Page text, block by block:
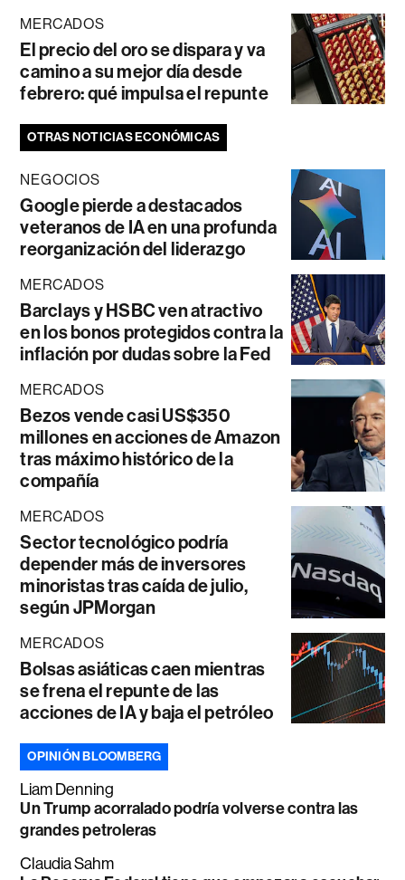
MERCADOS
El precio del oro se dispara y va
camino a su mejor día desde
febrero: qué impulsa el repunte
OTRAS NOTICIAS ECONÓMICAS
NEGOCIOS
Google pierde a destacados
veteranos de IA en una profunda
reorganización del liderazgo
MERCADOS
Barclays y HSBC ven atractivo
en los bonos protegidos contra la
inflación por dudas sobre la Fed
MERCADOS
Bezos vende casi US$350
millones en acciones de Amazon
tras máximo histórico de la
compañía
MERCADOS
Sector tecnológico podría
depender más de inversores
minoristas tras caída de julio,
según JPMorgan
MERCADOS
Bolsas asiáticas caen mientras
se frena el repunte de las
acciones de IA y baja el petróleo
OPINIÓN BLOOMBERG
Liam Denning
Un Trump acorralado podría volverse contra las
grandes petroleras
Claudia Sahm